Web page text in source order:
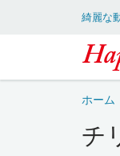
綺麗な
ホーム
チ